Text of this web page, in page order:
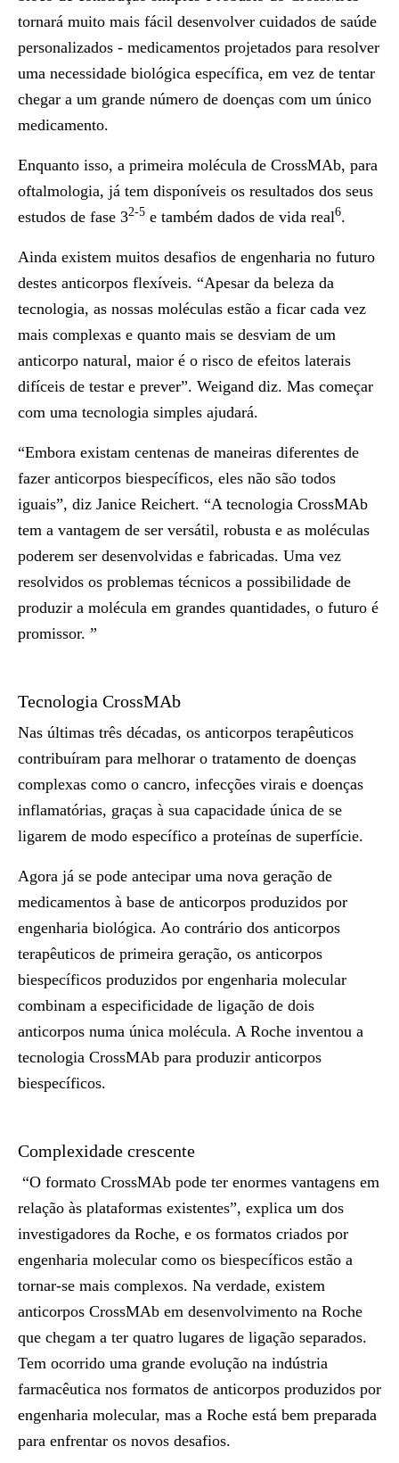
tornará muito mais fácil desenvolver cuidados de saúde
personalizados - medicamentos projetados para resolver
uma necessidade biológica específica, em vez de tentar
chegar a um grande número de doenças com um único
medicamento.
Enquanto isso, a primeira molécula de CrossMAb, para
oftalmologia, já tem disponíveis os resultados dos seus
estudos de fase 32-5 e também dados de vida real6.
Ainda existem muitos desafios de engenharia no futuro
destes anticorpos flexíveis. “Apesar da beleza da
tecnologia, as nossas moléculas estão a ficar cada vez
mais complexas e quanto mais se desviam de um
anticorpo natural, maior é o risco de efeitos laterais
difíceis de testar e prever”. Weigand diz. Mas começar
com uma tecnologia simples ajudará.
“Embora existam centenas de maneiras diferentes de
fazer anticorpos biespecíficos, eles não são todos
iguais”, diz Janice Reichert. “A tecnologia CrossMAb
tem a vantagem de ser versátil, robusta e as moléculas
poderem ser desenvolvidas e fabricadas. Uma vez
resolvidos os problemas técnicos a possibilidade de
produzir a molécula em grandes quantidades, o futuro é
promissor. ”
Tecnologia CrossMAb
Nas últimas três décadas, os anticorpos terapêuticos
contribuíram para melhorar o tratamento de doenças
complexas como o cancro, infecções virais e doenças
inflamatórias, graças à sua capacidade única de se
ligarem de modo específico a proteínas de superfície.
Agora já se pode antecipar uma nova geração de
medicamentos à base de anticorpos produzidos por
engenharia biológica. Ao contrário dos anticorpos
terapêuticos de primeira geração, os anticorpos
biespecíficos produzidos por engenharia molecular
combinam a especificidade de ligação de dois
anticorpos numa única molécula. A Roche inventou a
tecnologia CrossMAb para produzir anticorpos
biespecíficos.
Complexidade crescente
“O formato CrossMAb pode ter enormes vantagens em
relação às plataformas existentes”, explica um dos
investigadores da Roche, e os formatos criados por
engenharia molecular como os biespecíficos estão a
tornar-se mais complexos. Na verdade, existem
anticorpos CrossMAb em desenvolvimento na Roche
que chegam a ter quatro lugares de ligação separados.
Tem ocorrido uma grande evolução na indústria
farmacêutica nos formatos de anticorpos produzidos por
engenharia molecular, mas a Roche está bem preparada
para enfrentar os novos desafios.